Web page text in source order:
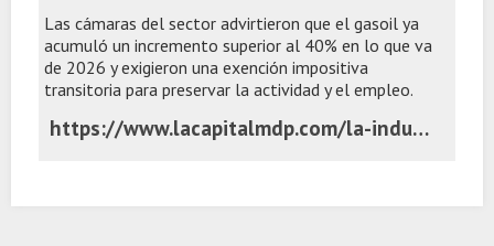
Las cámaras del sector advirtieron que el gasoil ya
acumuló un incremento superior al 40% en lo que va
de 2026 y exigieron una exención impositiva
transitoria para preservar la actividad y el empleo.
https://www.lacapitalmdp.com/la-industria-pesquera-reclama-al-gobierno-medidas-urgentes-ante-la-crisis-del-combustible/